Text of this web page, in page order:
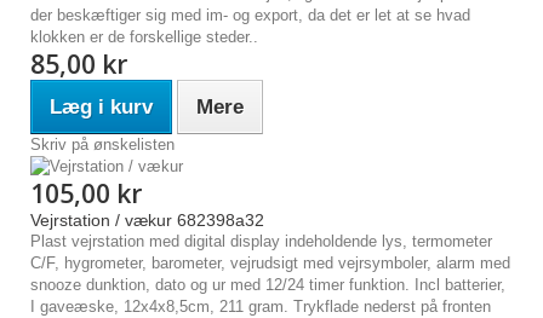
der beskæftiger sig med im- og export, da det er let at se hvad
klokken er de forskellige steder..
85,00 kr
Læg i kurv Mere
Skriv på ønskelisten
105,00 kr
Vejrstation / vækur 682398a32
Plast vejrstation med digital display indeholdende lys, termometer
C/F, hygrometer, barometer, vejrudsigt med vejrsymboler, alarm med
snooze dunktion, dato og ur med 12/24 timer funktion. Incl batterier,
I gaveæske, 12x4x8,5cm, 211 gram. Trykflade nederst på fronten